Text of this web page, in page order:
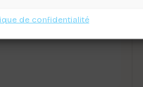
de confidentialité